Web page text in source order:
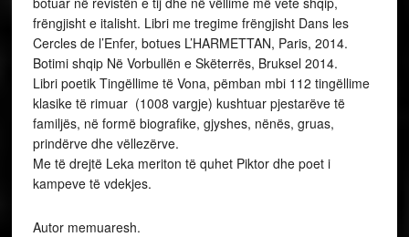
frëngjisht e italisht. Libri me tregime frëngjisht Dans les
Cercles de l’Enfer, botues L’HARMETTAN, Paris, 2014.
Botimi shqip Në Vorbullën e Skëterrës, Bruksel 2014.
Libri poetik Tingëllime të Vona, pëmban mbi 112 tingëllime
klasike të rimuar (1008 vargje) kushtuar pjestarëve të
familjës, në formë biografike, gjyshes, nënës, gruas,
prindërve dhe vëllezërve.
Me të drejtë Leka meriton të quhet Piktor dhe poet i
kampeve të vdekjes.
Autor memuaresh.